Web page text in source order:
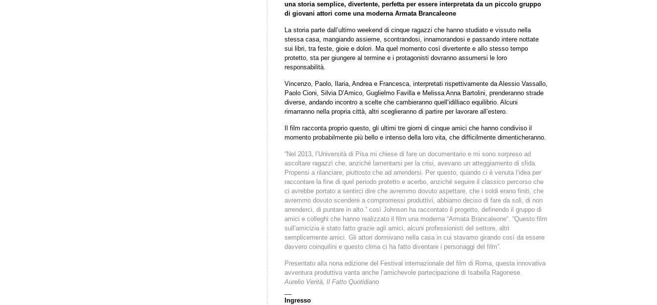
una storia semplice, divertente, perfetta per essere interpretata da un piccolo gruppo
di giovani attori come una moderna Armata Brancaleone
La storia parte dall’ultimo weekend di cinque ragazzi che hanno studiato e vissuto nella
stessa casa, mangiando assieme, scontrandosi, innamorandosi e passando intere nottate
sui libri, tra feste, gioie e dolori. Ma quel momento così divertente e allo stesso tempo
protetto, sta per giungere al termine e i protagonisti dovranno assumersi le loro
responsabilità.
Vincenzo, Paolo, Ilaria, Andrea e Francesca, interpretati rispettivamente da Alessio Vassallo,
Paolo Cioni, Silvia D’Amico, Guglielmo Favilla e Melissa Anna Bartolini, prenderanno strade
diverse, andando incontro a scelte che cambieranno quell’idilliaco equilibrio. Alcuni
rimarranno nella propria città, altri sceglieranno di partire per lavorare all’estero.
Il film racconta proprio questo, gli ultimi tre giorni di cinque amici che hanno condiviso il
momento probabilmente più bello e intenso della loro vita, che difficilmente dimenticheranno.
“Nel 2013, l’Università di Pisa mi chiese di fare un documentario e mi sono sorpreso ad
ascoltare ragazzi che, anziché lamentarsi per la crisi, avevano un atteggiamento di sfida.
Propensi a rilanciare, piuttosto che ad arrendersi. Per questo, quando ci è venuta l’idea per
raccontare la fine di quel periodo protetto e acerbo, anziché seguire il classico percorso che
ci avrebbe portato a sentirci dire che avremmo dovuto aspettare, che i soldi erano finiti, che
avremmo dovuto scendere a compromessi produttivi, abbiamo deciso di fare da soli, di non
arrenderci, di puntare in alto.” così Johnson ha raccontato il progetto, definendo il gruppo di
amici e colleghi che hanno realizzato il film una moderna “Armata Brancaleone“. “Questo film
sull’amicizia è stato fatto grazie agli amici, alcuni professionisti del settore, altri
semplicemente amici. Gli attori dormivano nella casa in cui stavamo girando così da essere
davvero coinquilini e questo clima ci ha fatto diventare i personaggi del film”.
Presentato alla nona edizione del Festival internazionale del film di Roma, questa innovativa
avventura produttiva vanta anche l’amichevole partecipazione di Isabella Ragonese.
Aurelio Verità, Il Fatto Quotidiano
Ingresso